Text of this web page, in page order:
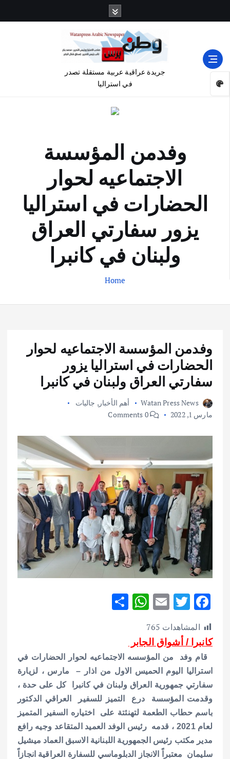
جريدة عراقية عربية مستقلة تصدر
في استراليا
وفدمن المؤسسة
الاجتماعيه لحوار
الحضارات في استراليا
يزور سفارتي العراق
ولبنان في كانبرا
Home
وفدمن المؤسسة الاجتماعيه لحوار
الحضارات في استراليا يزور
سفارتي العراق ولبنان في كانبرا
Watan Press News أهم الأخبار, جاليات
مارس 1, 2022
0 Comments
F
ac
e
b
o
o
k
T
w
it
te
r
E
ai
l
W
s
A
p
p
e
المشاهدات 765
كانبرا / أشواق الجابر
قام وفد من المؤسسه الاجتماعيه لحوار الحضارات في
استراليا اليوم الحميس الاول من اذار – مارس ، لزيارة
سفارتي جمهورية العراق ولبنان في كانبرا كل على حدة ،
وقدمت المؤسسة درع التميز للسفير العراقي الدكتور
باسم حطاب الطعمة لتهنئتة على اختياره السفير المتميز
لعام 2021 ، قدمه رئيس الوفد العميد المتقاعد وجيه رافع
مدير مكتب رئيس الجمهورية اللبنانية الاسبق العماد ميشيل
سليمان معتبراً الانجاز الدبلوماسي للسفارة العراقية انجازاً